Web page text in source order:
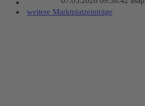
weitere Marktplatzeinträge